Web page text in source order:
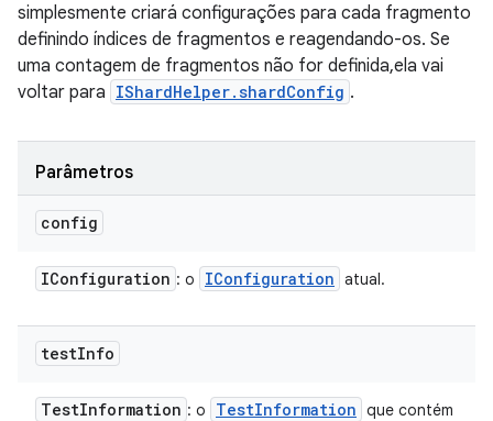
simplesmente criará configurações para cada fragmento
definindo índices de fragmentos e reagendando-os. Se
uma contagem de fragmentos não for definida,ela vai
voltar para IShardHelper.shardConfig .
Parâmetros
config
IConfiguration : o IConfiguration atual.
testInfo
TestInformation : o TestInformation que contém